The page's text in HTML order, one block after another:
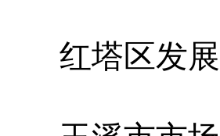
红塔区发